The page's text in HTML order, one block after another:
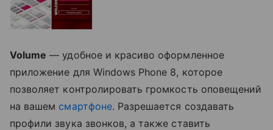
Volume — удобное и красиво оформленное
приложение для Windows Phone 8, которое
позволяет контролировать громкость оповещений
на вашем смартфоне. Разрешается создавать
профили звука звонков, а также ставить